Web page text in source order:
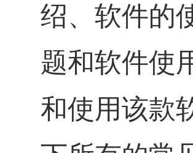
绍、软件的
题和软件使
和使用该款